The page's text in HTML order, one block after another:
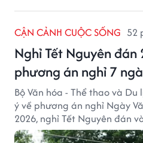
CẬN CẢNH CUỘC SỐNG 52
Nghỉ Tết Nguyên
phương án nghỉ 7
Bộ Văn hóa - Thể thao và
ý về phương án nghỉ Ngày
2026, nghỉ Tết Nguyên đán
2027.